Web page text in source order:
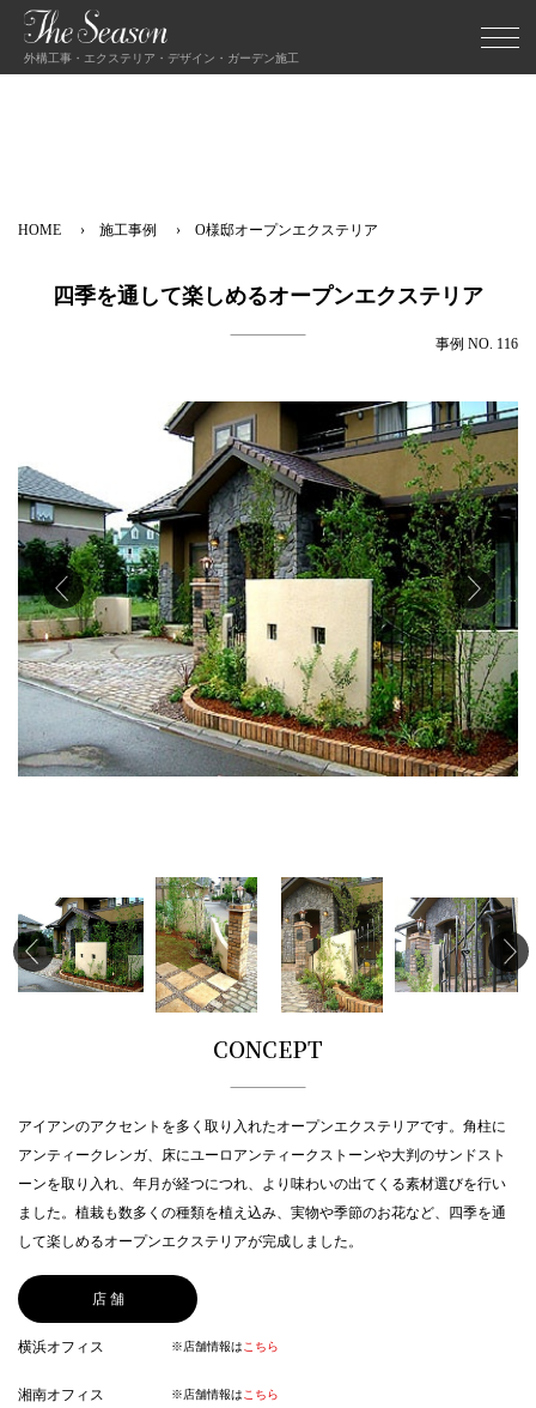
外構工事・エクステリア・デザイン・ガーデン施工
HOME 施工事例 O様邸オープンエクステリア
四季を通して楽しめるオープンエクステリア
事例 NO. 116
CONCEPT
アイアンのアクセントを多く取り入れたオープンエクステリアです。角柱に
アンティークレンガ、床にユーロアンティークストーンや大判のサンドスト
ーンを取り入れ、年月が経つにつれ、より味わいの出てくる素材選びを行い
ました。植栽も数多くの種類を植え込み、実物や季節のお花など、四季を通
して楽しめるオープンエクステリアが完成しました。
店 舗
横浜オフィス
湘南オフィス
※店舗情報は こちら
※店舗情報は こちら